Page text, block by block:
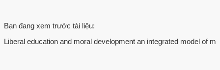
Bạn đang xem trước tài liệu:
Liberal education and moral development an integrated model of m